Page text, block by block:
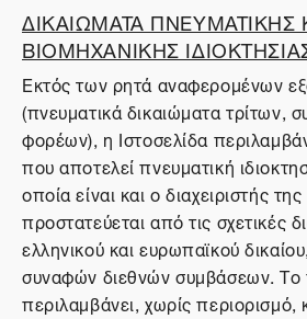
ΔΙΚΑΙΩΜΑΤΑ ΠΝΕΥΜΑΤΙΚΗΣ
ΒΙΟΜΗΧΑΝΙΚΗΣ
Εκτός των ρητά αναφερομένων
(πνευματικά δικαιώματα τρίτων,
φορέων), η Ιστοσελίδα
που αποτελεί πνευματική
οποία είναι και ο διαχειριστής
προστατεύεται από τις σχετικές
ελληνικού και ευρωπαϊκού
συναφών διεθνών συμβάσεων. Το
περιλαμβάνει, χωρίς περιορισμό,